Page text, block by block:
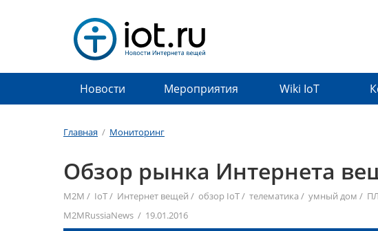
Новости Мероприятия Wiki IoT
Главная / Мониторинг
​Обзор рынка Интернета
M2M / IoT/ Интернет вещей / обзор IoT/ телематика / умный дом /
M2MRussiaNews / 19.01.2016